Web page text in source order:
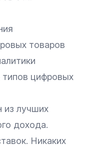
товаров
цифровых
лучших
дохода.
Никаких